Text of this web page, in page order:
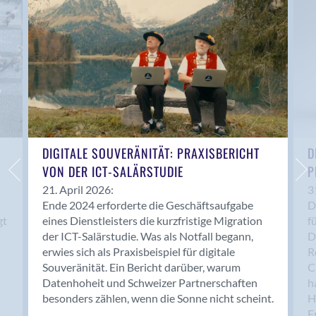
Anwil
Appenzell
Au SG
Baar
Baden
Balsthal
Balzers
Basel
Bassersdorf
Belp
Bendern
Benken (SG)
Bergdietikon
Berlin
Bern
Bern - Liebefeld
DIGITALE SOUVERÄNITÄT: PRAXISBERICHT
VON DER ICT-SALÄRSTUDIE
21. April 2026:
Ende 2024 erforderte die Geschäftsaufgabe
eines Dienstleisters die kurzfristige Migration
der ICT-Salärstudie. Was als Notfall begann,
erwies sich als Praxisbeispiel für digitale
Souveränität. Ein Bericht darüber, warum
Datenhoheit und Schweizer Partnerschaften
besonders zählen, wenn die Sonne nicht scheint.